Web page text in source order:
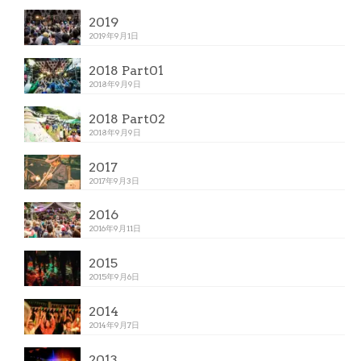
2019
2019年9月1日
2018 Part01
2018年9月9日
2018 Part02
2018年9月9日
2017
2017年9月3日
2016
2016年9月11日
2015
2015年9月6日
2014
2014年9月7日